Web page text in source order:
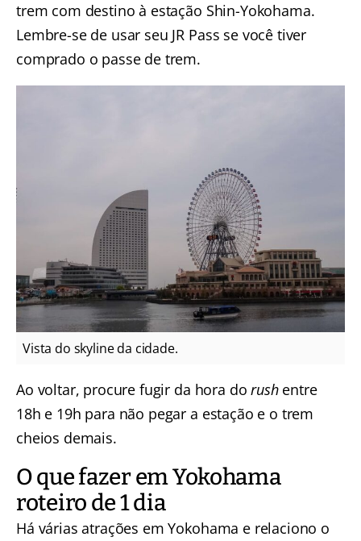
trem com destino à estação Shin-Yokohama.
Lembre-se de usar seu JR Pass se você tiver
comprado o passe de trem.
Vista do skyline da cidade.
Ao voltar, procure fugir da hora dorushentre
18h e 19h para não pegar a estação e o trem
cheios demais.
O que fazer em Yokohama
roteiro de 1 dia
Há várias atrações em Yokohama e relaciono o